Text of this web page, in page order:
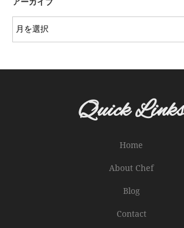
Quick Links
Home
About Chef
Blog
Contact